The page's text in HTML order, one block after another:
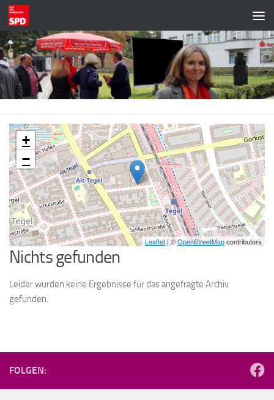
Zum Inhalt springen
+
−
Leaflet| ©OpenStreetMapcontributors
Nichts gefunden
Leider wurden keine Ergebnisse für das angefragte Archiv
gefunden.
FOLGEN: